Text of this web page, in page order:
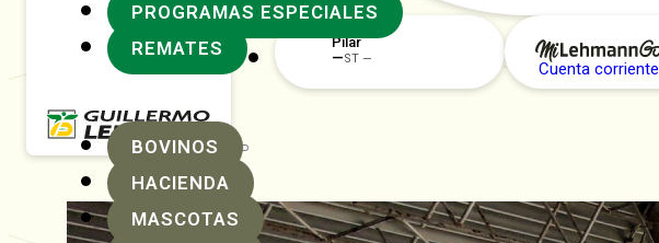
Rafaela
Cuenta corriente
PROGRAMAS ESPECIALES
REMATES
BOVINOS
HACIENDA
MASCOTAS